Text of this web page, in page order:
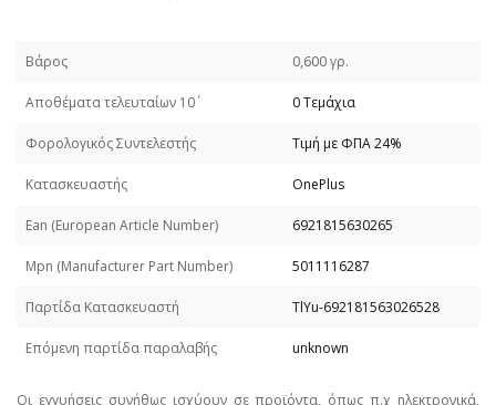
Βάρος 0,600 γρ.
Απoθέματα τελευταίων 10΄ 0 Τεμάχια
Φορολογικός Συντελεστής Τιμή με ΦΠΑ 24%
Κατασκευαστής OnePlus
Εan (European Article Number) 6921815630265
Mpn (Manufacturer Part Number) 5011116287
Παρτίδα Κατασκευαστή TlYu-692181563026528
Επόμενη παρτίδα παραλαβής unknown
Οι εγγυήσεις συνήθως ισχύουν σε προϊόντα, όπως π.χ ηλεκτρονικά,